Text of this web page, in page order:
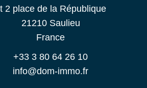
2 place de la République
21210Saulieu
France
+33 3 80 64 26 10
info@dom-immo.fr